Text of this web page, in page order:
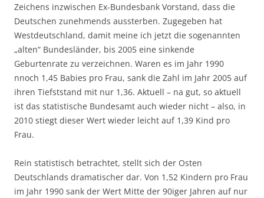
Zeichens inzwischen Ex-Bundesbank Vorstand, dass die
Deutschen zunehmends aussterben. Zugegeben hat
Westdeutschland, damit meine ich jetzt die sogenannten
„alten“ Bundesländer, bis 2005 eine sinkende
Geburtenrate zu verzeichnen. Waren es im Jahr 1990
nnoch 1,45 Babies pro Frau, sank die Zahl im Jahr 2005 auf
ihren Tiefststand mit nur 1,36. Aktuell – na gut, so aktuell
ist das statistische Bundesamt auch wieder nicht – also, in
2010 stiegt dieser Wert wieder leicht auf 1,39 Kind pro
Frau.
Rein statistisch betrachtet, stellt sich der Osten
Deutschlands dramatischer dar. Von 1,52 Kindern pro Frau
im Jahr 1990 sank der Wert Mitte der 90iger Jahren auf nur